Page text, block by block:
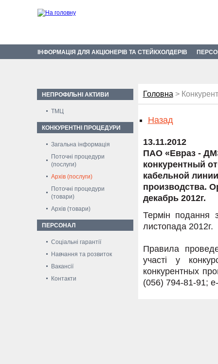
ІНФОРМАЦІЯ ДЛЯ АКЦІОНЕРІВ ТА СТЕЙКХОЛДЕРІВ
НЕПРОФІЛЬНІ АКТИВИ
ТМЦ
КОНКУРЕНТНІ ПРОЦЕДУРИ
Загальна інформація
Поточні процедури
(послуги)
Архів (послуги)
Поточні процедури
(товари)
Архів (товари)
ПЕРСОНАЛ
Соціальні гарантії
Навчання та розвиток
Вакансії
Контакти
Головна >
Назад
13.11.2012
ПАО «Евраз -
конкурентный
кабельной
производства.
декабрь 2012г.
Термін подання
листопада 2012г.
Правила
участі у
конкурентных
(056) 794-81-91;